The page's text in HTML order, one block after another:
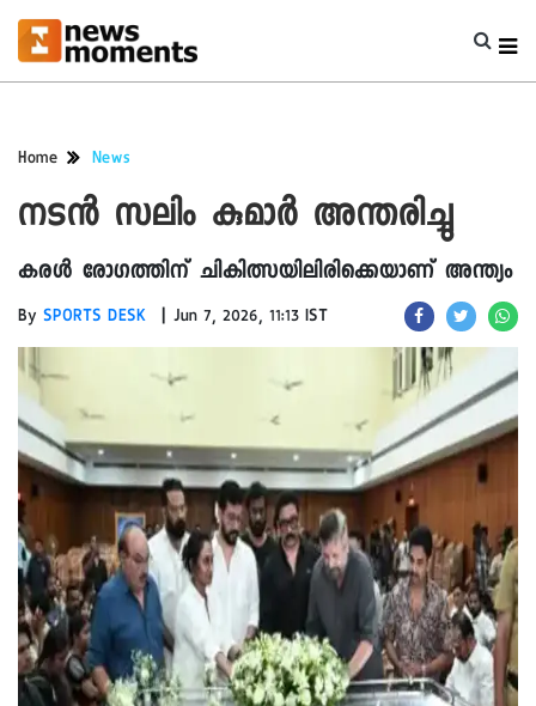
Home News
നടൻ സലിം കുമാർ അന്തരിച്ചു
കരൾ രോഗത്തിന് ചികിത്സയിലിരിക്കെയാണ് അന്ത്യം
By SPORTS DESK | Jun 7, 2026, 11:13 IST